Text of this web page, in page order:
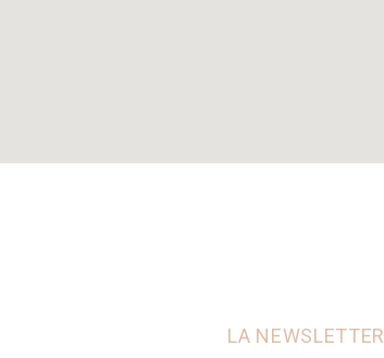
LA NEWSLETTER